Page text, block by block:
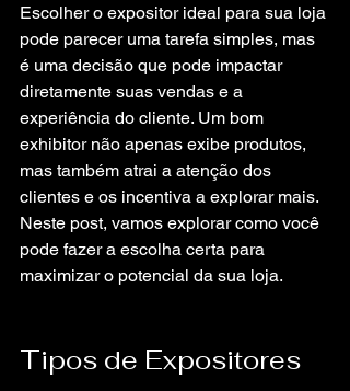
Escolher o expositor ideal para sua loja
pode parecer uma tarefa simples, mas
é uma decisão que pode impactar
diretamente suas vendas e a
experiência do cliente. Um bom
exhibitor não apenas exibe produtos,
mas também atrai a atenção dos
clientes e os incentiva a explorar mais.
Neste post, vamos explorar como você
pode fazer a escolha certa para
maximizar o potencial da sua loja.
Tipos de Expositores